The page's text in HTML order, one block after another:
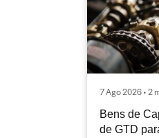
7 Ago 2026 • 2
Bens de
de GTD